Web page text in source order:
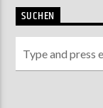
SUCHEN